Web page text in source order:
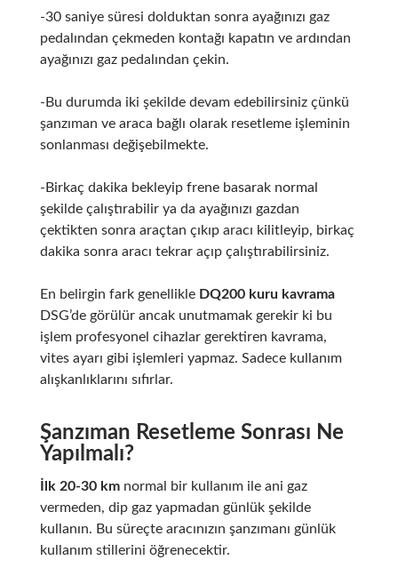
-30 saniye süresi dolduktan sonra ayağınızı gaz
pedalından çekmeden kontağı kapatın ve ardından
ayağınızı gaz pedalından çekin.
-Bu durumda iki şekilde devam edebilirsiniz çünkü
şanzıman ve araca bağlı olarak resetleme işleminin
sonlanması değişebilmekte.
-Birkaç dakika bekleyip frene basarak normal
şekilde çalıştırabilir ya da ayağınızı gazdan
çektikten sonra araçtan çıkıp aracı kilitleyip, birkaç
dakika sonra aracı tekrar açıp çalıştırabilirsiniz.
En belirgin fark genellikle DQ200 kuru kavrama
DSG’de görülür ancak unutmamak gerekir ki bu
işlem profesyonel cihazlar gerektiren kavrama,
vites ayarı gibi işlemleri yapmaz. Sadece kullanım
alışkanlıklarını sıfırlar.
Şanzıman Resetleme Sonrası Ne
Yapılmalı?
İlk 20-30 kmnormal bir kullanım ile ani gaz
vermeden, dip gaz yapmadan günlük şekilde
kullanın. Bu süreçte aracınızın şanzımanı günlük
kullanım stillerini öğrenecektir.